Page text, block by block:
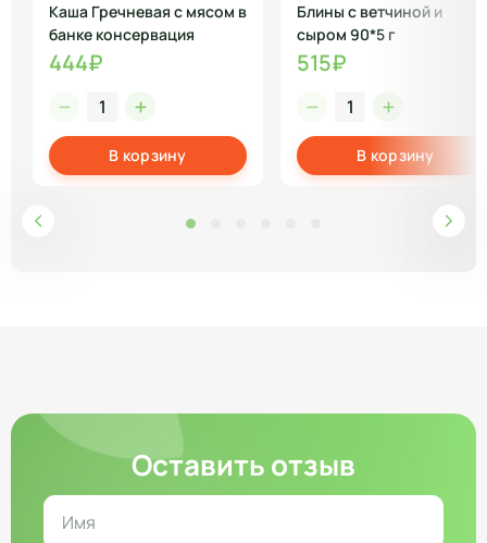
Каша Гречневая с мясом в
банке консервация
444₽
В корзину
Блины с ветчиной и
сыром 90*5 г
515₽
В корзину
Оставить отзыв